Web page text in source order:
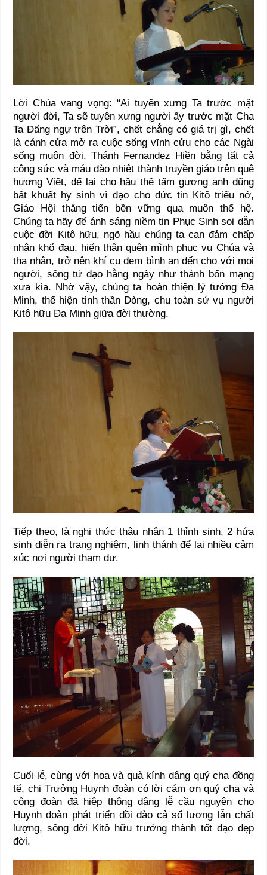
Lời Chúa vang vọng: “Ai tuyên xưng Ta trước mặt
người đời, Ta sẽ tuyên xưng người ấy trước mặt Cha
Ta Đấng ngự trên Trời”, chết chẳng có giá trị gì, chết
là cánh cửa mở ra cuộc sống vĩnh cửu cho các Ngài
sống muôn đời. Thánh Fernandez Hiền bằng tất cả
công sức và máu đào nhiệt thành truyền giáo trên quê
hương Việt, để lại cho hậu thế tấm gương anh dũng
bất khuất hy sinh vì đạo cho đức tin Kitô triểu nở,
Giáo Hội thăng tiến bền vững qua muôn thế hệ.
Chúng ta hãy để ánh sáng niềm tin Phục Sinh soi dẫn
cuộc đời Kitô hữu, ngõ hầu chúng ta can đảm chấp
nhận khổ đau, hiến thân quên mình phục vụ Chúa và
tha nhân, trở nên khí cụ đem bình an đến cho với mọi
người, sống tử đạo hằng ngày như thánh bổn mạng
xưa kia. Nhờ vậy, chúng ta hoàn thiện lý tưởng Đa
Minh, thể hiện tinh thần Dòng, chu toàn sứ vụ người
Kitô hữu Đa Minh giữa đời thường.
Tiếp theo, là nghi thức thâu nhận 1 thỉnh sinh, 2 hứa
sinh diễn ra trang nghiêm, linh thánh để lại nhiều cảm
xúc nơi người tham dự.
Cuối lễ, cùng với hoa và quà kính dâng quý cha đồng
tế, chị Trưởng Huynh đoàn có lời cám ơn quý cha và
cộng đoàn đã hiệp thông dâng lễ cầu nguyện cho
Huynh đoàn phát triển dồi dào cả số lượng lẫn chất
lượng, sống đời Kitô hữu trưởng thành tốt đạo đẹp
đời.